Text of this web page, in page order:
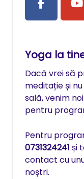
Yoga la
Dacă vrei să
meditație și
sală, venim
pentru
Pentru
0731324241 și
contact cu
noștri.